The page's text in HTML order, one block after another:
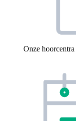
Onze hoorcentra